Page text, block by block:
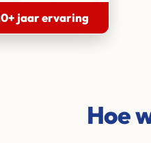
jaar ervaring
Hoe